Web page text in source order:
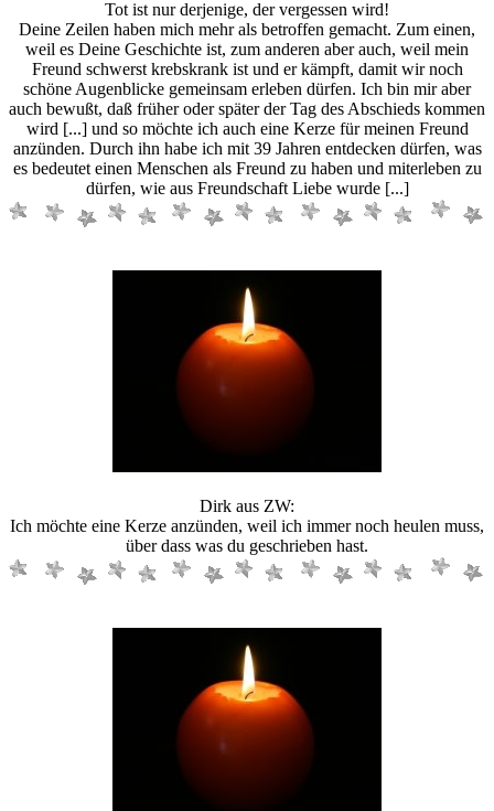
Tot ist nur derjenige, der vergessen wird!
Deine Zeilen haben mich mehr als betroffen gemacht. Zum einen,
weil es Deine Geschichte ist, zum anderen aber auch, weil mein
Freund schwerst krebskrank ist und er kämpft, damit wir noch
schöne Augenblicke gemeinsam erleben dürfen. Ich bin mir aber
auch bewußt, daß früher oder später der Tag des Abschieds kommen
wird [...] und so möchte ich auch eine Kerze für meinen Freund
anzünden. Durch ihn habe ich mit 39 Jahren entdecken dürfen, was
es bedeutet einen Menschen als Freund zu haben und miterleben zu
dürfen, wie aus Freundschaft Liebe wurde [...]
Dirk aus ZW:
Ich möchte eine Kerze anzünden, weil ich immer noch heulen muss,
über dass was du geschrieben hast.